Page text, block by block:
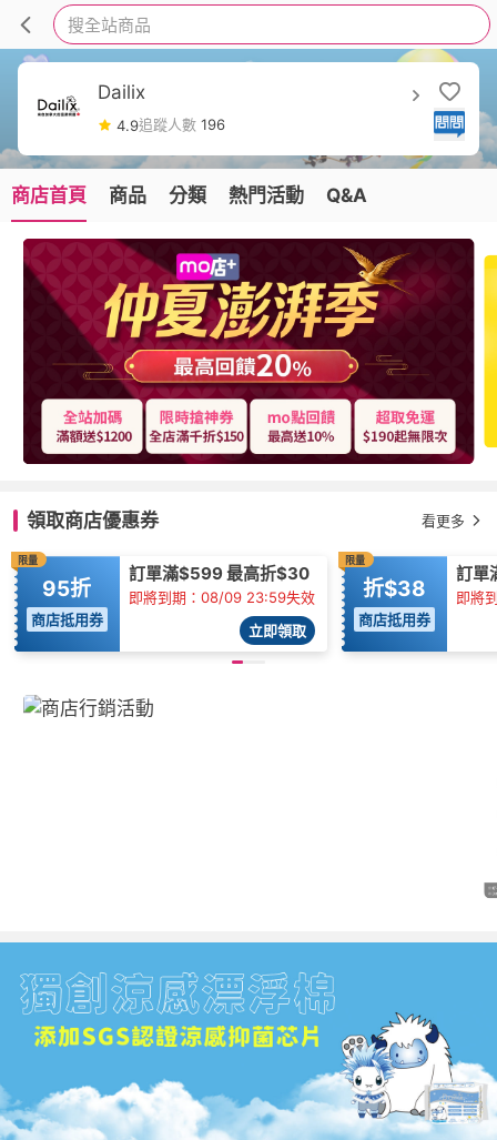
搜全站商品
Dailix
4.9追蹤人數 196
商店首頁 商品 分類 熱門活動 Q&A
領取商店優惠券 看更多
限量
95折
商店抵用券
訂單滿$599 最高折$30
即將到期：08/09 23:59失效
立即領取
限量
折$38
商店抵用券
訂單
即將